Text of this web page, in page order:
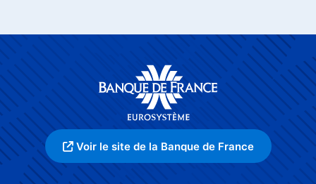
Voir le site de la Banque de France